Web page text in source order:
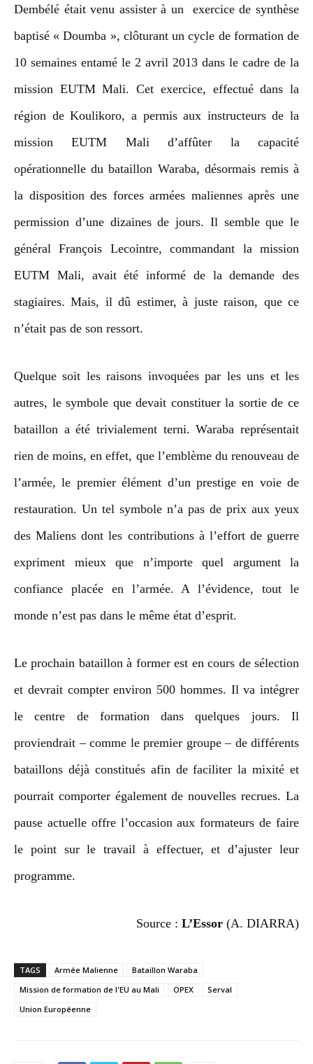
Dembélé était venu assister à un exercice de synthèse
baptisé « Doumba », clôturant un cycle de formation de
10 semaines entamé le 2 avril 2013 dans le cadre de la
mission EUTM Mali. Cet exercice, effectué dans la
région de Koulikoro, a permis aux instructeurs de la
mission EUTM Mali d’affûter la capacité
opérationnelle du bataillon Waraba, désormais remis à
la disposition des forces armées maliennes après une
permission d’une dizaines de jours. Il semble que le
général François Lecointre, commandant la mission
EUTM Mali, avait été informé de la demande des
stagiaires. Mais, il dû estimer, à juste raison, que ce
n’était pas de son ressort.
Quelque soit les raisons invoquées par les uns et les
autres, le symbole que devait constituer la sortie de ce
bataillon a été trivialement terni. Waraba représentait
rien de moins, en effet, que l’emblème du renouveau de
l’armée, le premier élément d’un prestige en voie de
restauration. Un tel symbole n’a pas de prix aux yeux
des Maliens dont les contributions à l’effort de guerre
expriment mieux que n’importe quel argument la
confiance placée en l’armée. A l’évidence, tout le
monde n’est pas dans le même état d’esprit.
Le prochain bataillon à former est en cours de sélection
et devrait compter environ 500 hommes. Il va intégrer
le centre de formation dans quelques jours. Il
proviendrait – comme le premier groupe – de différents
bataillons déjà constitués afin de faciliter la mixité et
pourrait comporter également de nouvelles recrues. La
pause actuelle offre l’occasion aux formateurs de faire
le point sur le travail à effectuer, et d’ajuster leur
programme.
Source : L’Essor (A. DIARRA)
TAGS Armée Malienne
Bataillon Waraba
Mission de formation de l'EU au Mali
OPEX
Serval
Union Européenne